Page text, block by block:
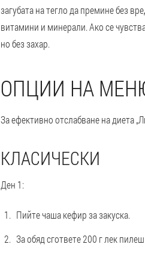
загубата на тегло да премине без
витамини и минерали. Ако се
но без захар.
ОПЦИИ НА
За ефективно отслабване на диета
КЛАСИЧЕСКИ
Ден 1:
Пийте чаша кефир за закуска.
За обяд сгответе 200 г лек